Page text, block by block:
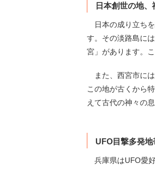
日本創世の地
日本の成り立ち
す。その淡路島に
宮」があります。
また、西宮市には
この地が古くから
えて古代の神々の
UFO目撃多発
兵庫県はUFO愛